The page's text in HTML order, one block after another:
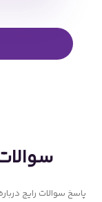
پاسخ سوالات رایج